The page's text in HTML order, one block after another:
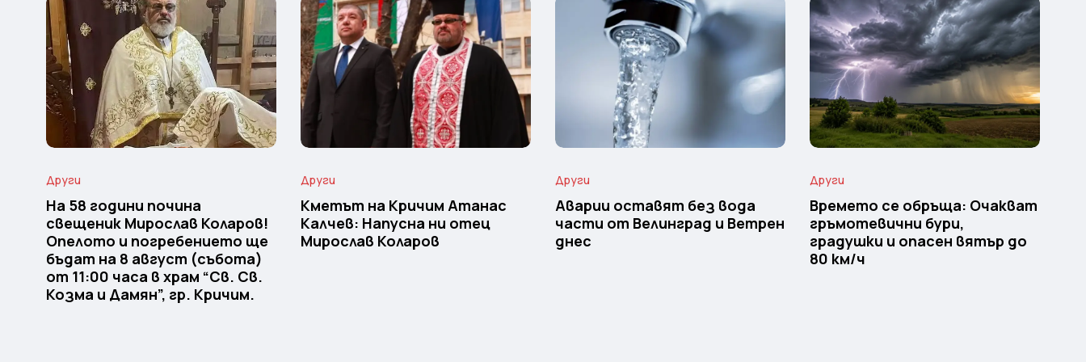
Други
На 58 години почина
свещеник Мирослав Коларов!
Опелото и погребението ще
бъдат на 8 август (събота)
от 11:00 часа в храм “Св. Св.
Козма и Дамян”, гр. Кричим.
Други
Кметът на Кричим Атанас
Калчев: Напусна ни отец
Мирослав Коларов
Други
Аварии оставят без вода
части от Велинград и Ветрен
днес
Други
Времето се обръща: Очакват
гръмотевични бури,
градушки и опасен вятър до
80 км/ч